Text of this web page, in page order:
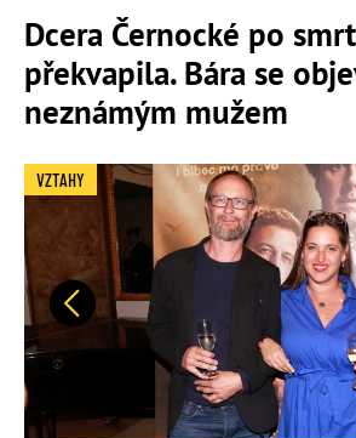
Dcera Černocké po
překvapila. Bára se
neznámým mužem
Předchozí
VZTAHY